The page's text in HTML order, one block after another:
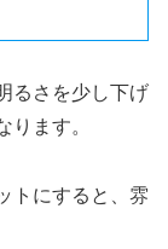
るさを少し下げ
ります。
トにすると、雰